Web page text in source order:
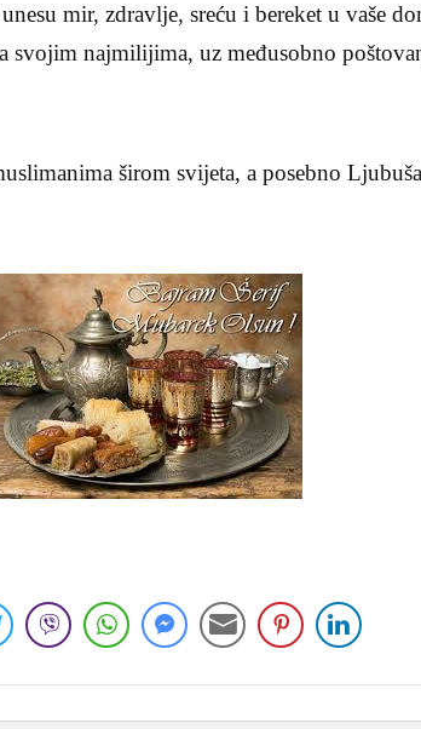
mir, zdravlje, sreću i bereket u vaše
svojim najmilijima, uz međusobno
širom svijeta, a posebno